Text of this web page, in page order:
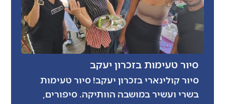
סיור טעימות בזכרון יעקב
סיור קולינארי בזכרון יעקב! סיור טעימות
בשרי ועשיר במושבה הוותיקה. סיפורים,